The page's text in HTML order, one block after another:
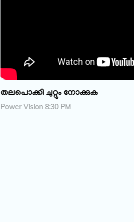
തലപൊക്കി ചുറ്റും നോക്കുക
Power Vision 8:30 PM